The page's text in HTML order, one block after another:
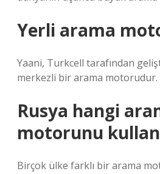
Yerli arama
Yaani, Turkcell tarafından
merkezli bir arama motorudur.
Rusya hangi
motorunu
Birçok ülke farklı bir arama